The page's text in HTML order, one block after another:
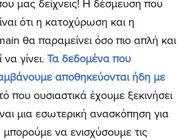
μας δείχνεις! Η δέσμευση που
ότι η κατοχύρωση και η
θα παραμείνει όσο πιο απλή και
γίνει. Τα δεδομένα που
αποθηκεύονται ήδη με
που ουσιαστικά έχουμε ξεκινήσει
μια εσωτερική ανασκόπηση για
να ενισχύσουμε τις